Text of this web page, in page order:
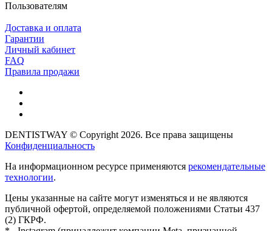
Пользователям
Доставка и оплата
Гарантии
Личный кабинет
FAQ
Правила продажи
DENTISTWAY © Copyright 2026. Все права защищены
Конфиденциальность
На информационном ресурсе применяются рекомендательные
технологии.
Цены указанные на сайте могут изменяться и не являются
публичной офертой, определяемой положениями Статьи 437
(2) ГКРФ.